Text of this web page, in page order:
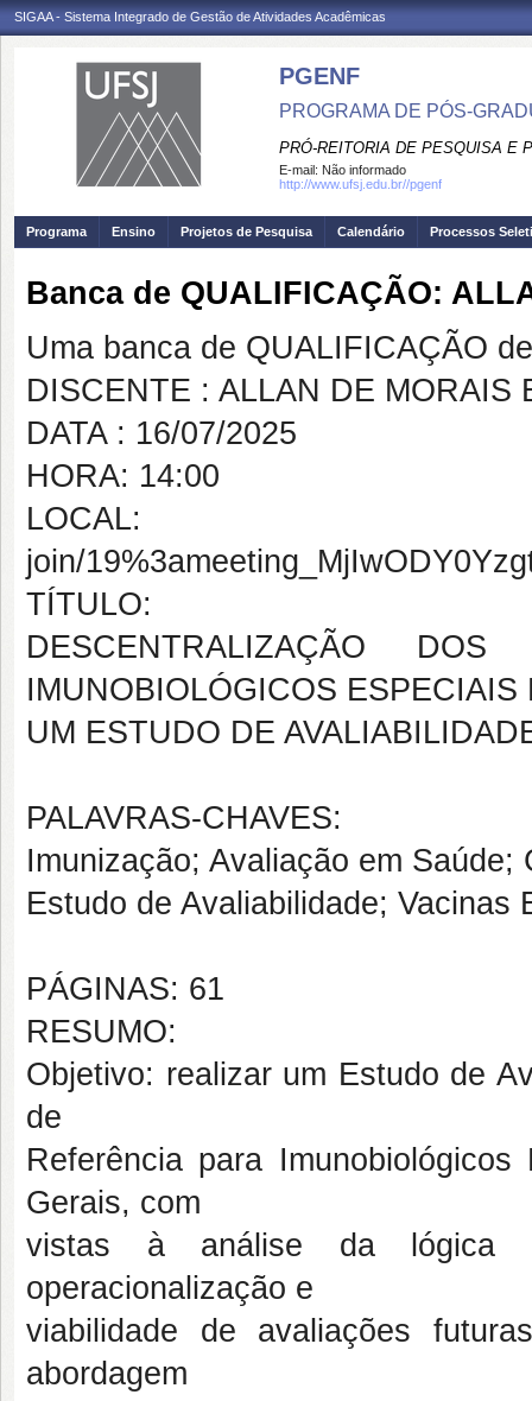
SIGAA - Sistema Integrado de Gestão de Atividades Acadêmicas
PGENF
PROGRAMA DE PÓS-
PRÓ-REITORIA DE PESQUISA E
E-mail: Não informado
http://www.ufsj.edu.br//pgenf
Programa Ensino Projetos de Pesquisa Calendário Processos
Banca de QUALIFICAÇÃO:
Uma banca de QUALIFICAÇÃO
DISCENTE : ALLAN DE MORAIS
DATA : 16/07/2025
HORA: 14:00
LOCAL: https://
join/
TÍTULO:
DESCENTRALIZAÇÃO
IMUNOBIOLÓGICOS
UM ESTUDO DE
PALAVRAS-CHAVES:
Imunização; Avaliação em
Estudo de Avaliabilidade; Vacinas
PÁGINAS: 61
RESUMO:
Objetivo: realizar um Estudo de
de
Referência para
Gerais, com
vistas à análise da lógica
operacionalização e
viabilidade de avaliações
abordagem